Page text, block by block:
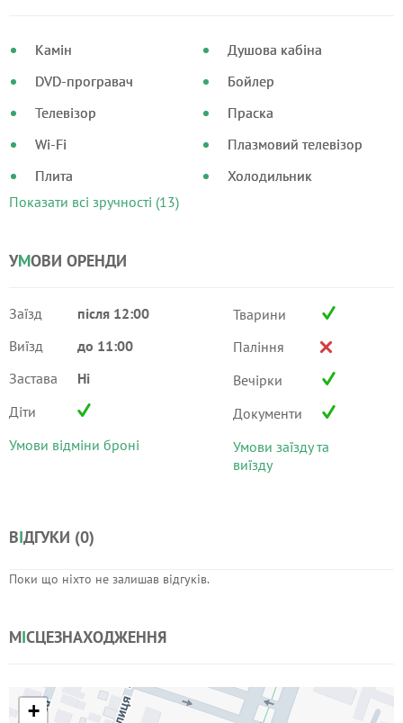
Камін
DVD-програвач
Телевізор
Wi-Fi
Плита
Душова кабіна
Бойлер
Праска
Плазмовий телевізор
Холодильник
Показати всі зручності (13)
УМОВИ ОРЕНДИ
Заїзд
після 12:00
Виїзд
до 11:00
Застава
Ні
Діти
Умови відміни броні
Тварини
Паління
Вечірки
Документи
Умови заїзду та
виїзду
ВІДГУКИ (0)
Поки що ніхто не залишав відгуків.
МІСЦЕЗНАХОДЖЕННЯ
+